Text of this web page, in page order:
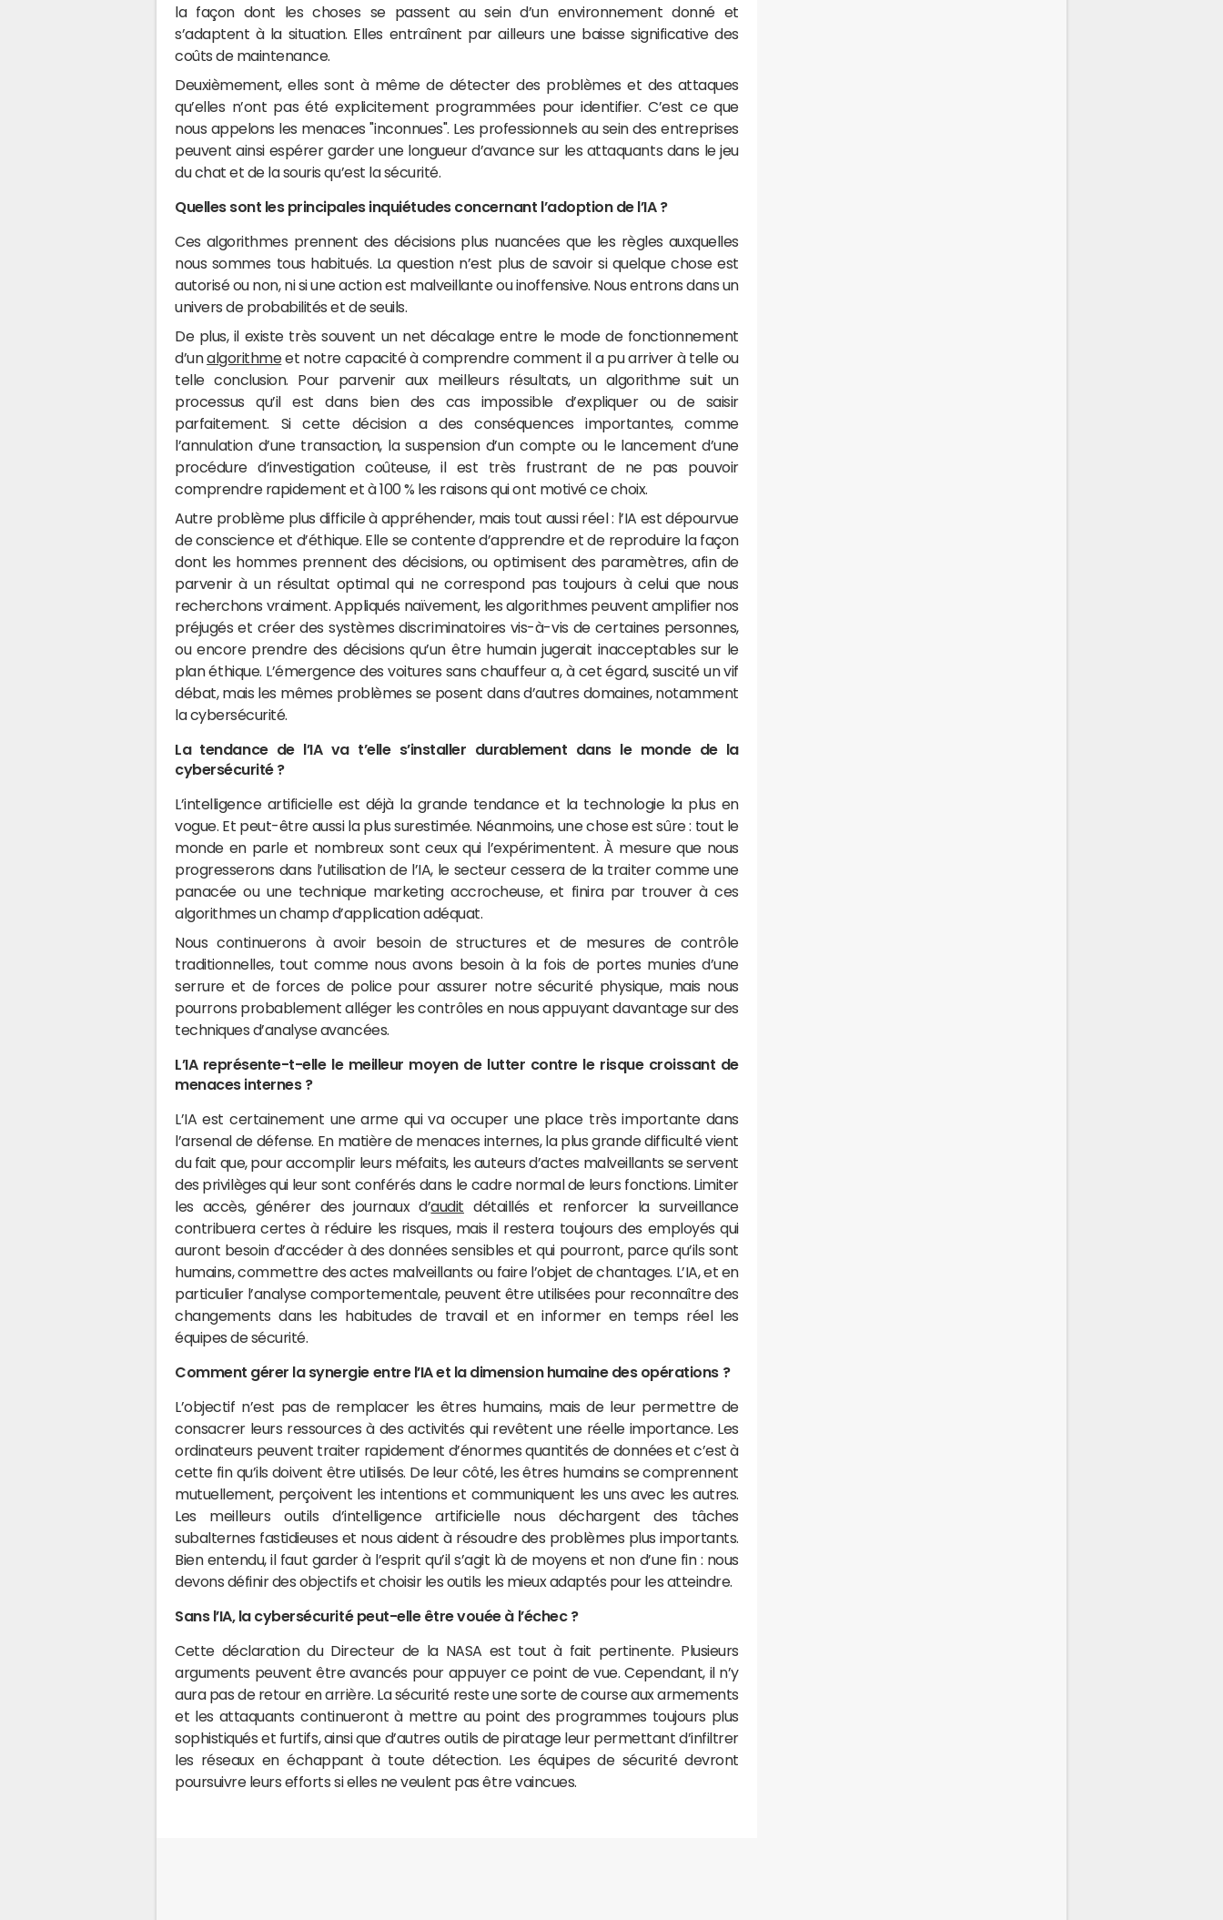
la façon dont les choses se passent au sein d’un environnement donné et
s’adaptent à la situation. Elles entraînent par ailleurs une baisse significative des
coûts de maintenance.
Deuxièmement, elles sont à même de détecter des problèmes et des attaques
qu’elles n’ont pas été explicitement programmées pour identifier. C’est ce que
nous appelons les menaces "inconnues". Les professionnels au sein des entreprises
peuvent ainsi espérer garder une longueur d’avance sur les attaquants dans le jeu
du chat et de la souris qu’est la sécurité.
Quelles sont les principales inquiétudes concernant l’adoption de l’IA ?
Ces algorithmes prennent des décisions plus nuancées que les règles auxquelles
nous sommes tous habitués. La question n’est plus de savoir si quelque chose est
autorisé ou non, ni si une action est malveillante ou inoffensive. Nous entrons dans un
univers de probabilités et de seuils.
De plus, il existe très souvent un net décalage entre le mode de fonctionnement
d’unalgorithmeet notre capacité à comprendre comment il a pu arriver à telle ou
telle conclusion. Pour parvenir aux meilleurs résultats, un algorithme suit un
processus qu’il est dans bien des cas impossible d’expliquer ou de saisir
parfaitement. Si cette décision a des conséquences importantes, comme
l’annulation d’une transaction, la suspension d’un compte ou le lancement d’une
procédure d’investigation coûteuse, il est très frustrant de ne pas pouvoir
comprendre rapidement et à 100 % les raisons qui ont motivé ce choix.
Autre problème plus difficile à appréhender, mais tout aussi réel : l’IA est dépourvue
de conscience et d’éthique. Elle se contente d’apprendre et de reproduire la façon
dont les hommes prennent des décisions, ou optimisent des paramètres, afin de
parvenir à un résultat optimal qui ne correspond pas toujours à celui que nous
recherchons vraiment. Appliqués naïvement, les algorithmes peuvent amplifier nos
préjugés et créer des systèmes discriminatoires vis-à-vis de certaines personnes,
ou encore prendre des décisions qu’un être humain jugerait inacceptables sur le
plan éthique. L’émergence des voitures sans chauffeur a, à cet égard, suscité un vif
débat, mais les mêmes problèmes se posent dans d’autres domaines, notamment
la cybersécurité.
La tendance de l’IA va t’elle s’installer durablement dans le monde de la
cybersécurité ?
L’intelligence artificielle est déjà la grande tendance et la technologie la plus en
vogue. Et peut-être aussi la plus surestimée. Néanmoins, une chose est sûre : tout le
monde en parle et nombreux sont ceux qui l’expérimentent. À mesure que nous
progresserons dans l’utilisation de l’IA, le secteur cessera de la traiter comme une
panacée ou une technique marketing accrocheuse, et finira par trouver à ces
algorithmes un champ d’application adéquat.
Nous continuerons à avoir besoin de structures et de mesures de contrôle
traditionnelles, tout comme nous avons besoin à la fois de portes munies d’une
serrure et de forces de police pour assurer notre sécurité physique, mais nous
pourrons probablement alléger les contrôles en nous appuyant davantage sur des
techniques d’analyse avancées.
L’IA représente-t-elle le meilleur moyen de lutter contre le risque croissant de
menaces internes ?
L’IA est certainement une arme qui va occuper une place très importante dans
l’arsenal de défense. En matière de menaces internes, la plus grande difficulté vient
du fait que, pour accomplir leurs méfaits, les auteurs d’actes malveillants se servent
des privilèges qui leur sont conférés dans le cadre normal de leurs fonctions. Limiter
les accès, générer des journaux d’audit détaillés et renforcer la surveillance
contribuera certes à réduire les risques, mais il restera toujours des employés qui
auront besoin d’accéder à des données sensibles et qui pourront, parce qu’ils sont
humains, commettre des actes malveillants ou faire l’objet de chantages. L’IA, et en
particulier l’analyse comportementale, peuvent être utilisées pour reconnaître des
changements dans les habitudes de travail et en informer en temps réel les
équipes de sécurité.
Comment gérer la synergie entre l’IA et la dimension humaine des opérations ?
L’objectif n’est pas de remplacer les êtres humains, mais de leur permettre de
consacrer leurs ressources à des activités qui revêtent une réelle importance. Les
ordinateurs peuvent traiter rapidement d’énormes quantités de données et c’est à
cette fin qu’ils doivent être utilisés. De leur côté, les êtres humains se comprennent
mutuellement, perçoivent les intentions et communiquent les uns avec les autres.
Les meilleurs outils d’intelligence artificielle nous déchargent des tâches
subalternes fastidieuses et nous aident à résoudre des problèmes plus importants.
Bien entendu, il faut garder à l’esprit qu’il s’agit là de moyens et non d’une fin : nous
devons définir des objectifs et choisir les outils les mieux adaptés pour les atteindre.
Sans l’IA, la cybersécurité peut-elle être vouée à l’échec ?
Cette déclaration du Directeur de la NASA est tout à fait pertinente. Plusieurs
arguments peuvent être avancés pour appuyer ce point de vue. Cependant, il n’y
aura pas de retour en arrière. La sécurité reste une sorte de course aux armements
et les attaquants continueront à mettre au point des programmes toujours plus
sophistiqués et furtifs, ainsi que d’autres outils de piratage leur permettant d’infiltrer
les réseaux en échappant à toute détection. Les équipes de sécurité devront
poursuivre leurs efforts si elles ne veulent pas être vaincues.